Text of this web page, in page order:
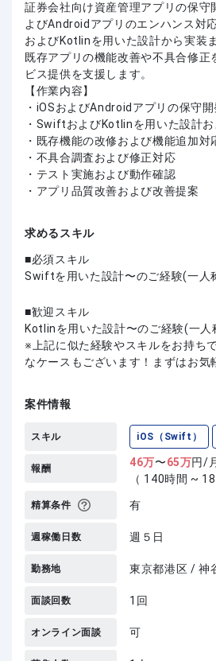
証券会社向け資産管理アプリの保守
よびAndroidアプリのエンハンス対
およびKotlinを用いた設計から実装
既存アプリの機能改善や不具合修正
ビス提供を支援します。
【作業内容】
・iOSおよびAndroidアプリの保守開
・SwiftおよびKotlinを用いた設計お
・既存機能の改修および機能追加対
・不具合調査および修正対応
・テスト実施および動作確認
・アプリ品質改善および改善提案
求めるスキル
必須スキル
Swiftを用いた設計〜のご経験(一人
歓迎スキル
Kotlinを用いた設計〜のご経験(一人
上記に似た経験やスキルをお持ち
なケースもございます！まずはお気
案件情報
スキル iOS（Swift）
報酬 46万〜65万円/
（ 140時間 ~
精算条件 有
週稼働日数 週５日
勤務地 東京都港区 / 神
面談回数 1回
オンライン面談 可